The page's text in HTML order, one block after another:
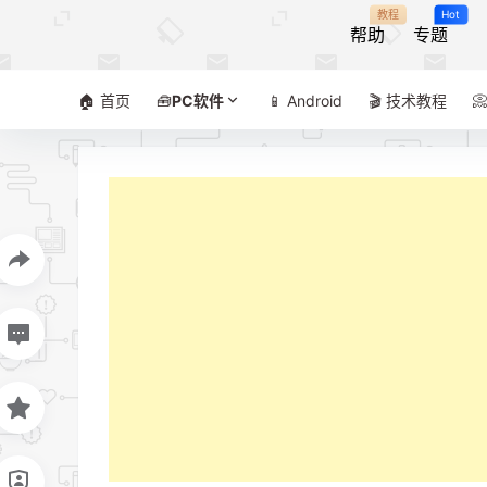
帮助
教程
专题
Hot
🏠 首页 🧰PC软件 📱 Android 🎬 技术教程 📀